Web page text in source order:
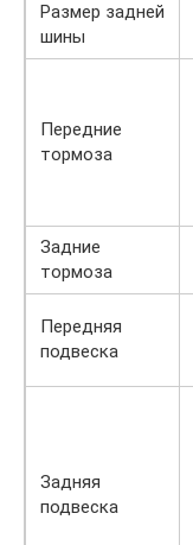
Размер задней
шины
Передние
тормоза
Задние
тормоза
Передняя
подвеска
Задняя
подвеска